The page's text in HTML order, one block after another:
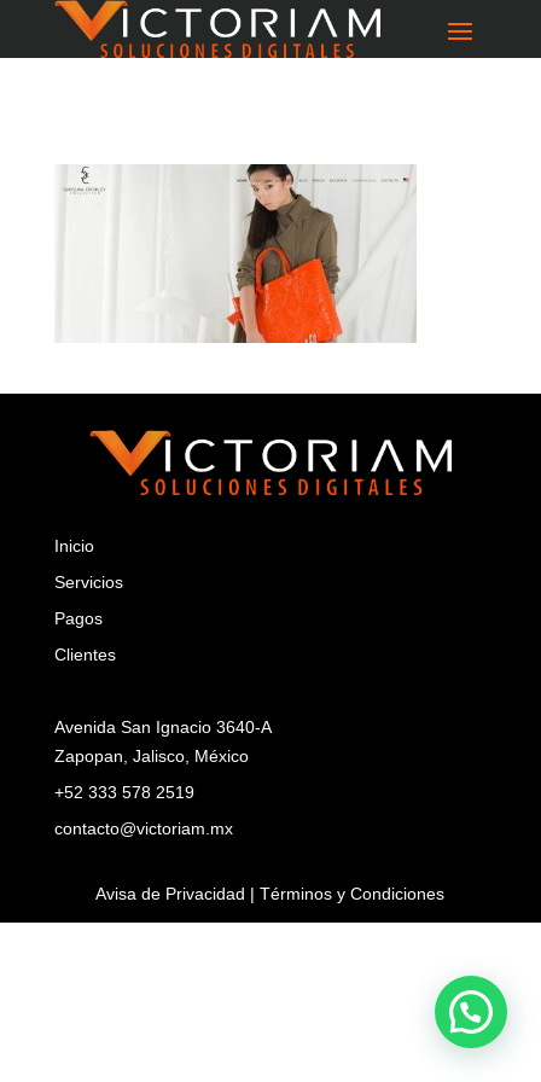
Inicio
Servicios
Pagos
Clientes
Avenida San Ignacio 3640-A
Zapopan, Jalisco, México
+52 333 578 2519
contacto@victoriam.mx
Avisa de Privacidad | Términos y Condiciones